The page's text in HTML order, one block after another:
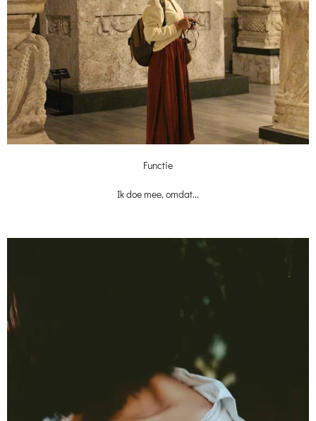
Functie
Ik doe mee, omdat...